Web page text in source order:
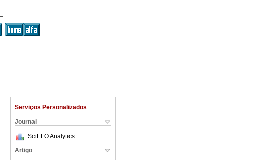
Serviços Personalizados
Journal
SciELO Analytics
Artigo